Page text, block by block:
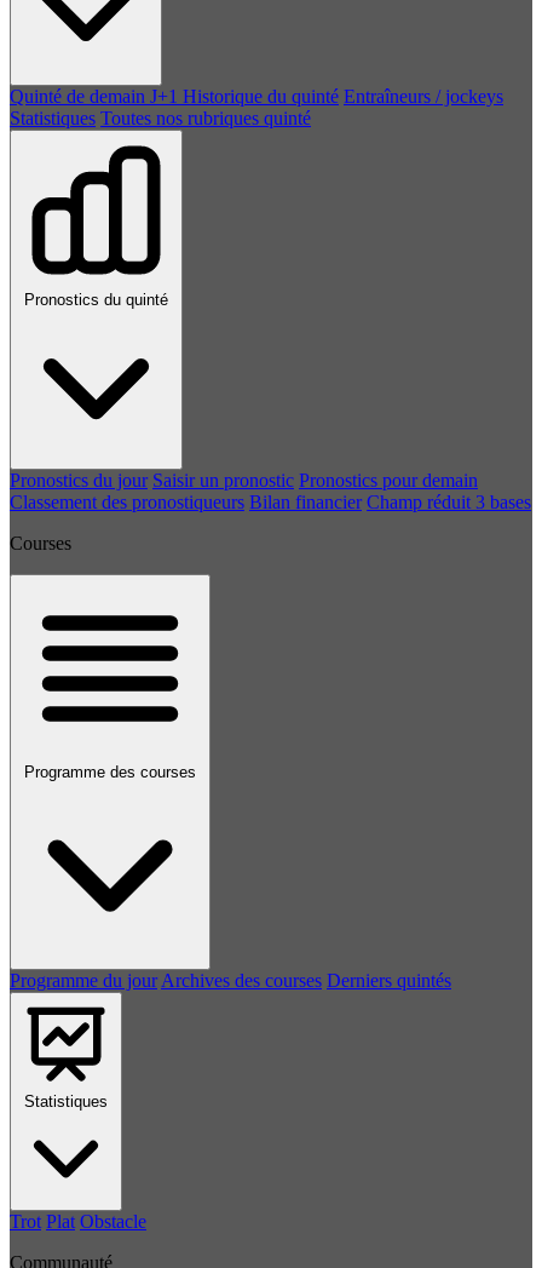
Quinté de demain J+1 Historique du quinté Entraîneurs / jockeys
Statistiques Toutes nos rubriques quinté
Pronostics du quinté
Pronostics du jour Saisir un pronostic Pronostics pour demain
Classement des pronostiqueurs Bilan financier Champ réduit 3 bases
Courses
Programme des courses
Programme du jour Archives des courses Derniers quintés
Statistiques
Trot Plat Obstacle
Communauté